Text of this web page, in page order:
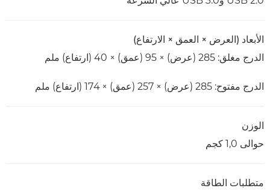
الأبعاد (العرض × العمق × الارتفاع)
الدرج مغلق: 285 (عرض) × 95 (عمق) × 40 (ارتفاع) ملم
الدرج مفتوح: 285 (عرض) × 257 (عمق) × 174 (ارتفاع) ملم
الوزن
حوالى 1,0 كجم
متطلبات الطاقة